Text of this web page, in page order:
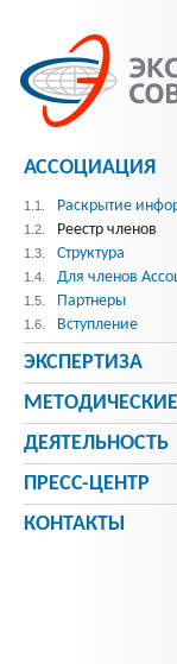
АССОЦИАЦИЯ
1.1. Раскрытие
1.2. Реестр членов
1.3. Структура
1.4. Для членов
1.5. Партнеры
1.6. Вступление
ЭКСПЕРТИЗА
ДЕЯТЕЛЬНОСТЬ
ПРЕСС-ЦЕНТР
КОНТАКТЫ